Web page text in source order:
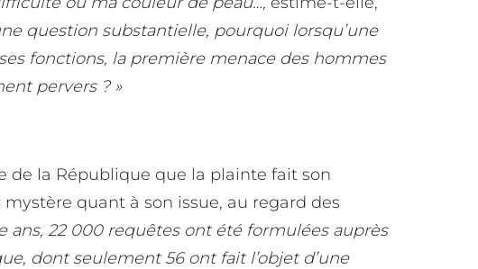
question substantielle, pourquoi lorsqu’une
fonctions, la première menace des hommes
pervers ? »
de la République que la plainte fait son
quant à son issue, au regard des
ans, 22 000 requêtes ont été formulées auprès
dont seulement 56 ont fait l’objet d’une